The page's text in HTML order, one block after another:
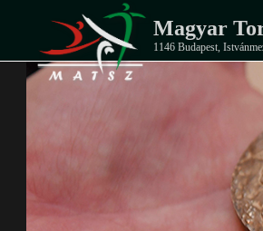
Magyar
1146 Budapest,